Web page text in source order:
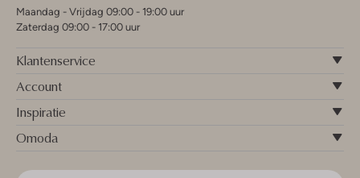
Maandag - Vrijdag 09:00 - 19:00 uur
Zaterdag 09:00 - 17:00 uur
Klantenservice
Account
Inspiratie
Omoda